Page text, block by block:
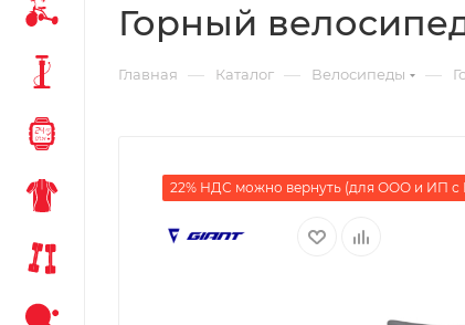
Горный
Главная — Каталог — Велосипеды —
22% НДС можно вернуть (для ООО и ИП